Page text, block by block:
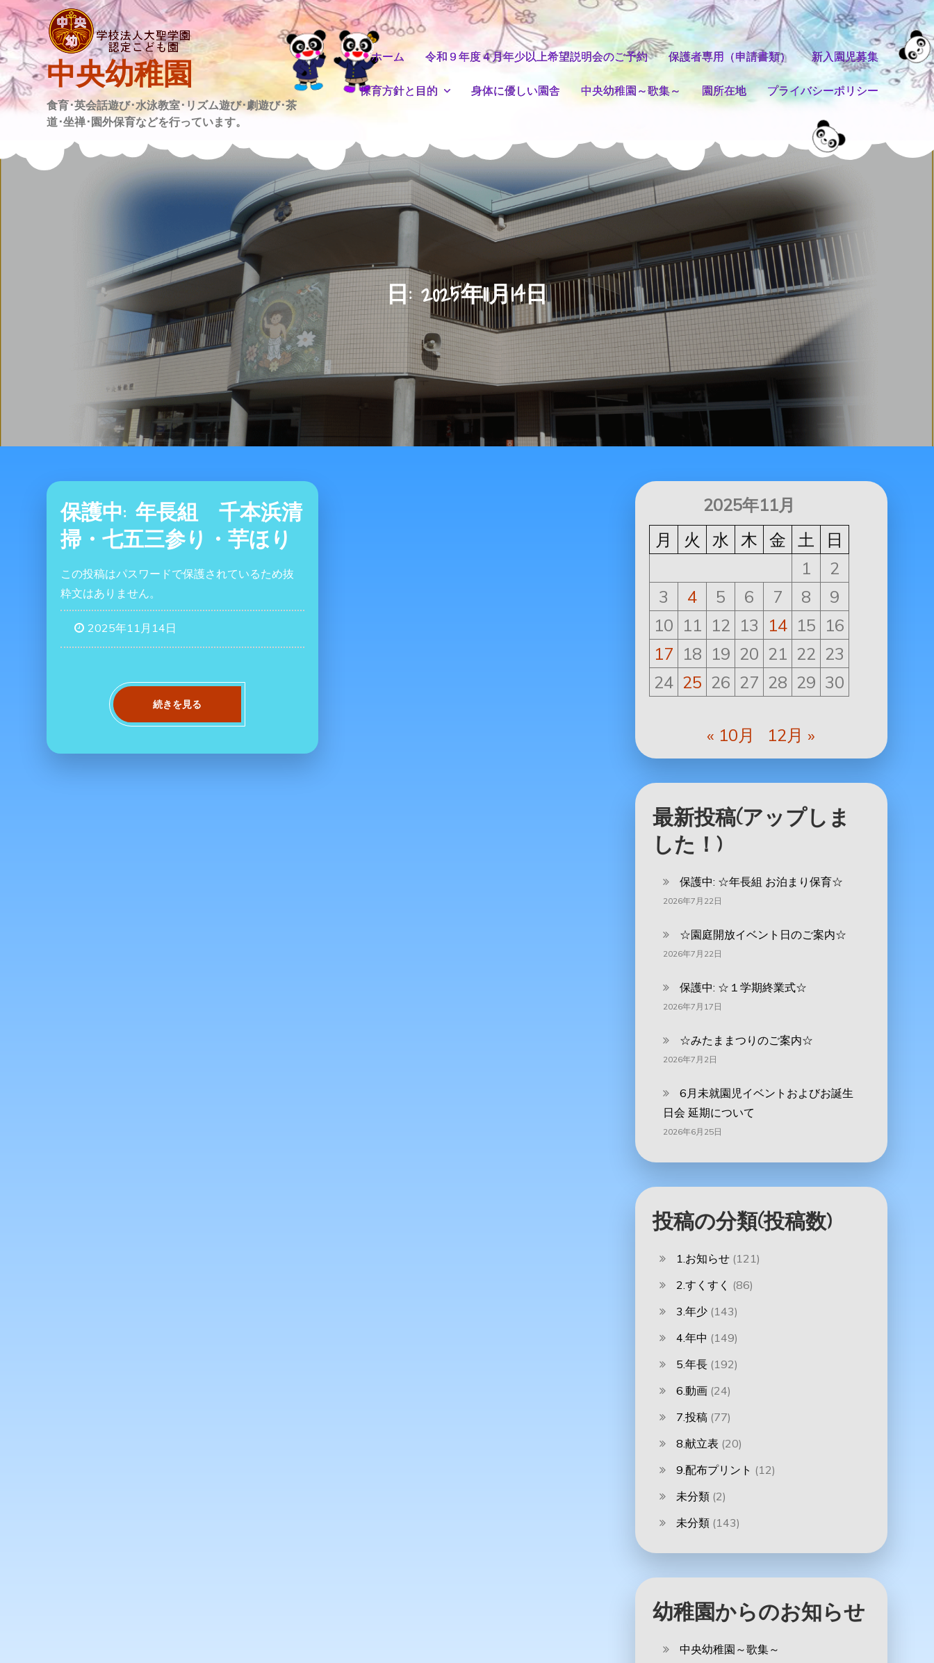
Skip
to
content
中央幼稚園
食育･英会話遊び･水泳教室･リズム遊び･劇遊び･茶
道･坐禅･園外保育などを行っています。
ホーム 令和９年度４月年少以上希望説明会のご予約 保護者専用（申請書類） 新入園児募集
保育方針と目的 身体に優しい園舎 中央幼稚園～歌集～ 園所在地 プライバシーポリシー
日:2025年11月14日
保護中: 年長組 千本浜清
掃・七五三参り・芋ほり
この投稿はパスワードで保護されているため抜
粋文はありません。
2025年11月14日
続きを見る
2025年11月
月
火 水 木 金 土
日
1
2
3
4 5 6 7 8
9
10 11 12 13 14 15 16
17 18 19 20 21 22 23
24 25 26 27 28 29 30
« 10月 12月 »
最新投稿(アップしま
した！)
保護中: ‪☆年長組 お泊まり保育☆
2026年7月22日
☆園庭開放イベント日のご案内☆
2026年7月22日
保護中: ☆１学期終業式☆
2026年7月17日
☆みたままつりのご案内☆
2026年7月2日
6月未就園児イベントおよびお誕生
日会 延期について
2026年6月25日
投稿の分類(投稿数)
1.お知らせ(121)
2.すくすく (86)
3.年少(143)
4.年中 (149)
5.年長(192)
6.動画(24)
7.投稿(77)
8.献立表 (20)
9.配布プリント (12)
未分類(2)
未分類(143)
幼稚園からのお知らせ
中央幼稚園～歌集～